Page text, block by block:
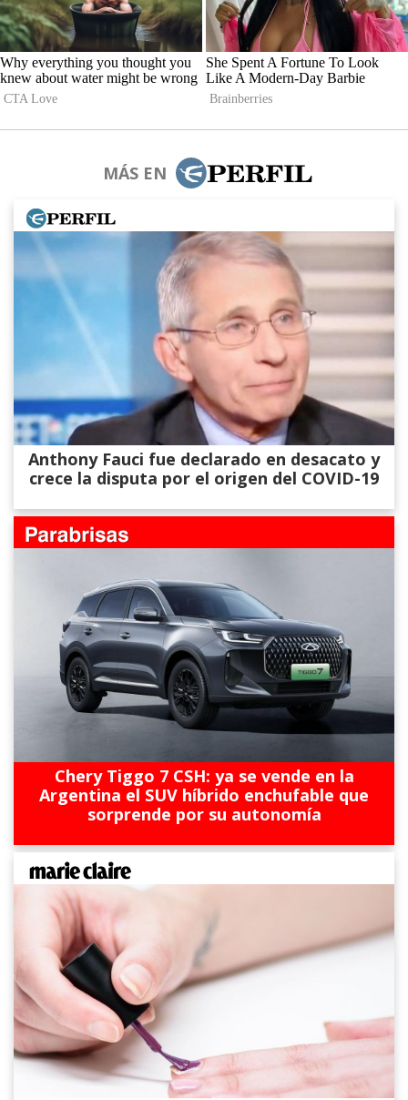
MÁS EN
Anthony Fauci fue declarado en desacato y
crece la disputa por el origen del COVID-19
Chery Tiggo 7 CSH: ya se vende en la
Argentina el SUV híbrido enchufable que
sorprende por su autonomía